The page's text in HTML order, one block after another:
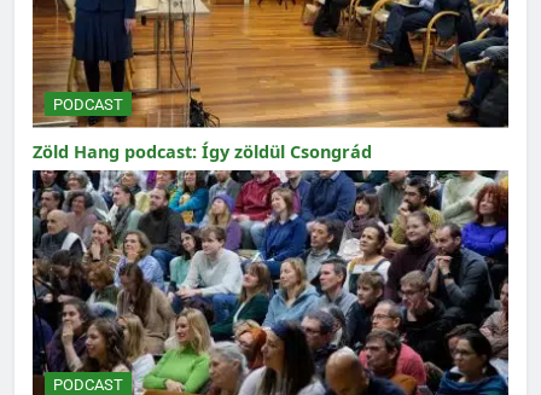
PODCAST
Zöld Hang podcast: Így zöldül Csongrád
PODCAST